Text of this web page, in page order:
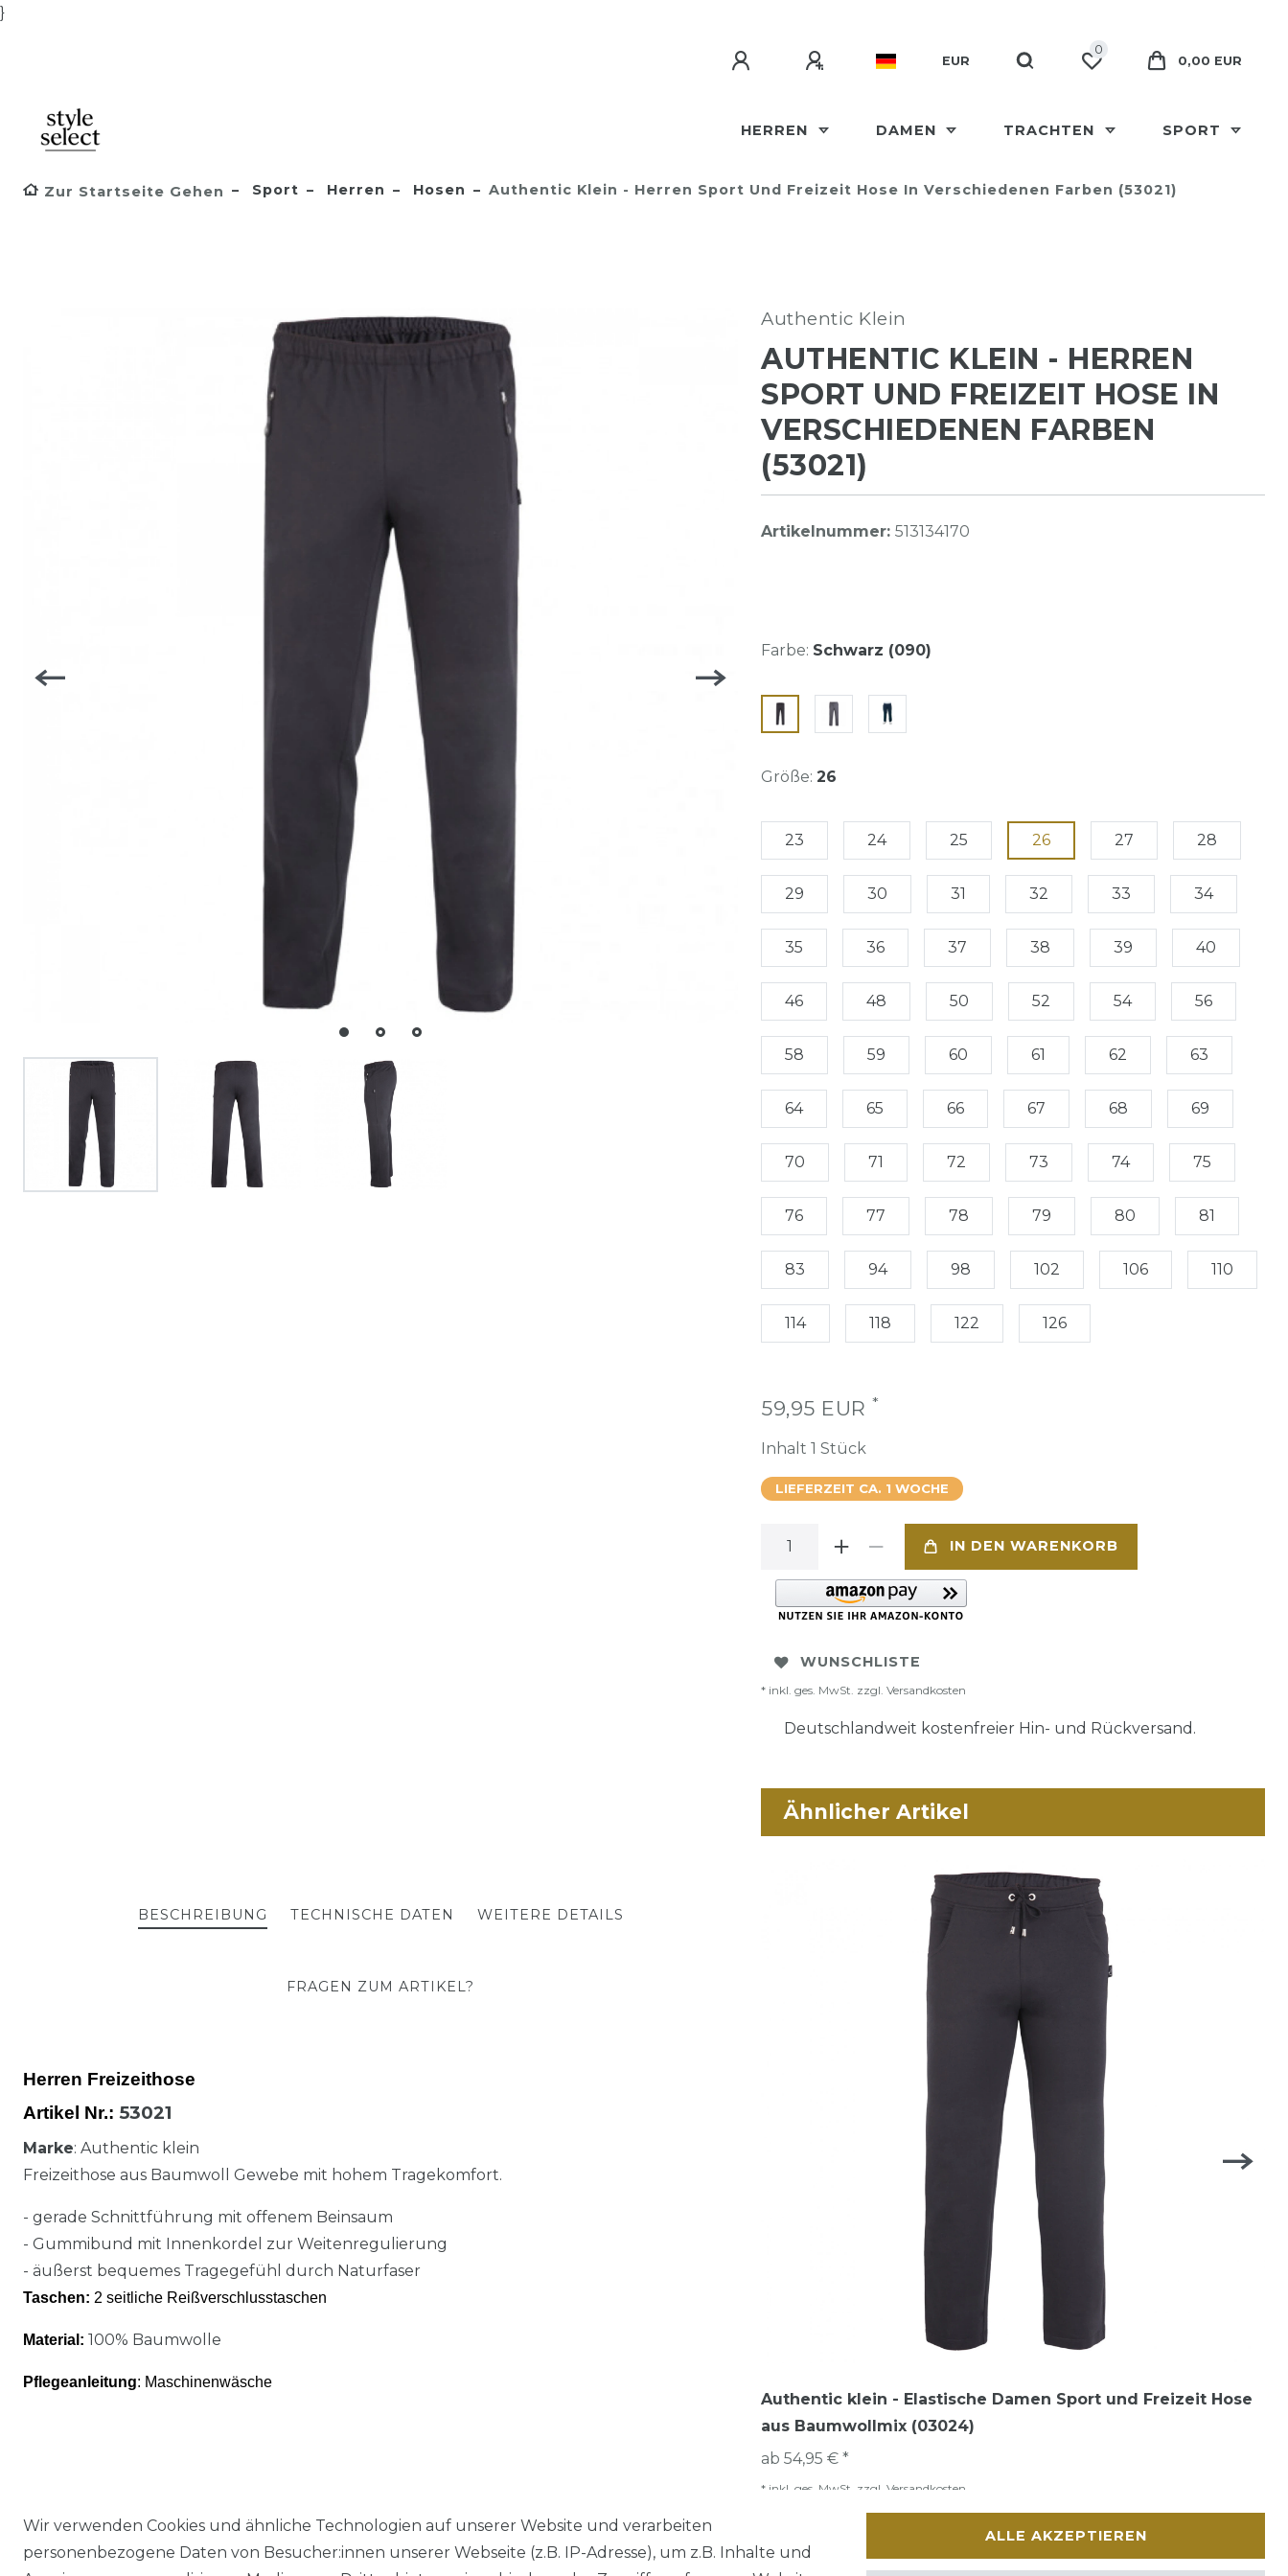
}
EUR
0
0,00 EUR
HERREN DAMEN TRACHTEN SPORT
Zur Startseite Gehen Sport Herren Hosen Authentic Klein - Herren Sport Und Freizeit Hose In Verschiedenen Farben (53021)
Authentic Klein
AUTHENTIC KLEIN - HERREN
SPORT UND FREIZEIT HOSE IN
VERSCHIEDENEN FARBEN
(53021)
Artikelnummer: 513134170
Farbe: Schwarz (090)
Größe: 26
23 24 25 26 27 28
29 30 31 32 33 34
35 36 37 38 39 40
46 48 50 52 54 56
58 59 60 61 62 63
64 65 66 67 68 69
70 71 72 73 74 75
76 77 78 79 80 81
83 94 98 102 106 110
114 118 122 126
59,95 EUR *
Inhalt 1 Stück
LIEFERZEIT CA. 1 WOCHE
IN DEN WARENKORB
WUNSCHLISTE
* inkl. ges. MwSt. zzgl. Versandkosten
Deutschlandweit kostenfreier Hin- und Rückversand.
BESCHREIBUNG TECHNISCHE DATEN WEITERE DETAILS
FRAGEN ZUM ARTIKEL?
Herren Freizeithose
Artikel Nr.: 53021
Marke: Authentic klein
Freizeithose aus Baumwoll Gewebe mit hohem Tragekomfort.
- gerade Schnittführung mit offenem Beinsaum
- Gummibund mit Innenkordel zur Weitenregulierung
- äußerst bequemes Tragegefühl durch Naturfaser
Taschen: 2 seitliche Reißverschlusstaschen
Material: 100% Baumwolle
Pflegeanleitung: Maschinenwäsche
Ähnlicher Artikel
Authentic klein - Elastische Damen Sport und Freizeit Hose
aus Baumwollmix (03024)
ab 54,95 € *
* inkl. ges. MwSt. zzgl. Versandkosten
Wir verwenden Cookies und ähnliche Technologien auf unserer Website und verarbeiten
personenbezogene Daten von Besucher:innen unserer Webseite (z.B. IP-Adresse), um z.B. Inhalte und
ALLE AKZEPTIEREN